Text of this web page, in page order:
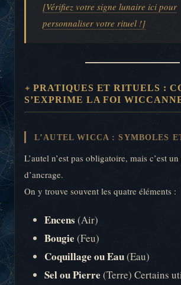
[Vérifiez votre signe lunaire ici pour
personnaliser votre rituel !]
PRATIQUES ET RITUELS :
S’EXPRIME LA FOI
L’AUTEL WICCA : SYMBOLES
L’autel n’est pas obligatoire, mais c’est
d’ancrage.
On y trouve souvent les quatre éléments :
Encens (Air)
Bougie (Feu)
Coquillage ou Eau(Eau)
Sel ou Pierre (Terre) Certains